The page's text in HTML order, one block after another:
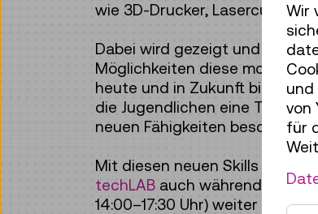
wie 3D-Drucker, Lasercutter
Dabei wird gezeigt und
Möglichkeiten diese
heute und in Zukunft bieten.
die Jugendlichen eine
neuen Fähigkeiten
Mit diesen neuen Skills sind
techLAB auch während der
14:00–17:30 Uhr) weiter zu
Wir
und
von
für